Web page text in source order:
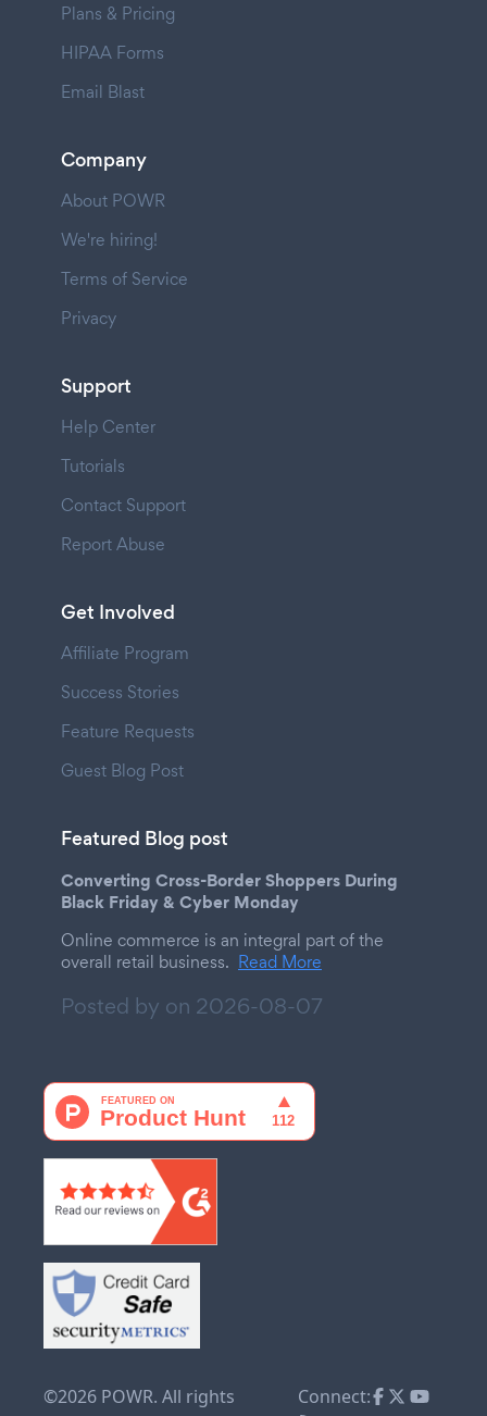
Plans & Pricing
HIPAA Forms
Email Blast
Company
About POWR
We're hiring!
Terms of Service
Privacy
Support
Help Center
Tutorials
Contact Support
Report Abuse
Get Involved
Affiliate Program
Success Stories
Feature Requests
Guest Blog Post
Featured Blog post
Converting Cross-Border Shoppers During
Black Friday & Cyber Monday
Online commerce is an integral part of the
overall retail business. Read More
Posted by on 2026-08-07
©2026 POWR. All rights
Connect: